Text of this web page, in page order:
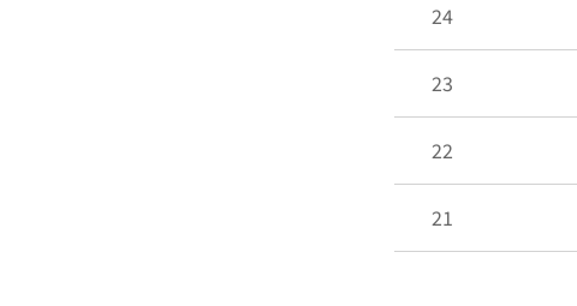
24
23
22
21